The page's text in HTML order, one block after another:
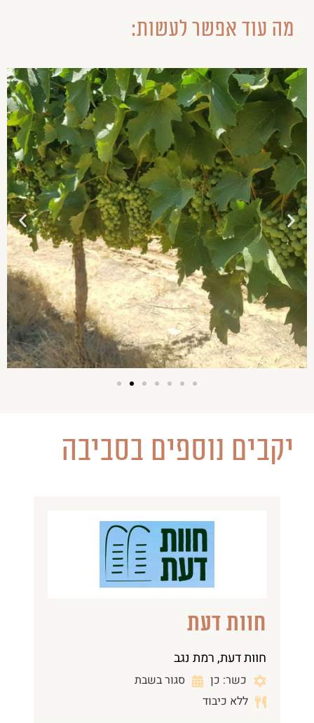
מה עוד אפשר לעשות:
יקבים נוספים בסביבה
חוות דעת
חוות דעת, רמת נגב
כשר: כן
סגור בשבת
ללא כיבוד